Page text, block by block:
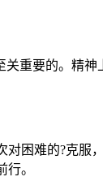
重要的。精
困难的?克服
。